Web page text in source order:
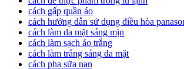
cách gấp quần áo
cách hướng dẫn sử dụng điều hòa
cách làm da mặt sáng mịn
cách làm sạch áo trắng
cách làm trắng sáng da mặt
cách pha sữa nan